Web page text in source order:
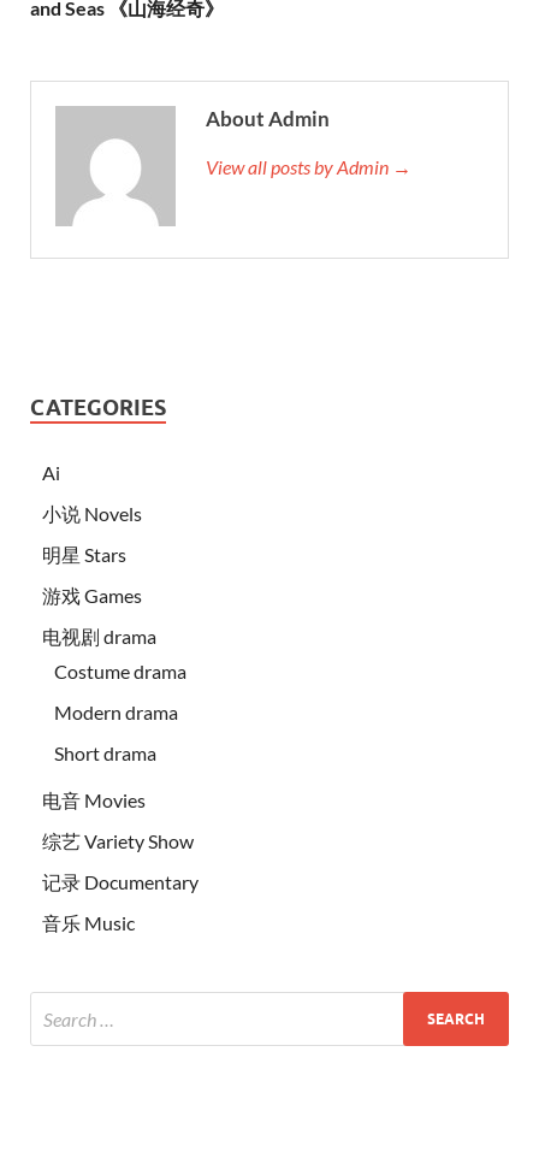
and Seas 《山海经奇》
About Admin
View all posts by Admin →
CATEGORIES
Ai
小说 Novels
明星 Stars
游戏 Games
电视剧 drama
Costume drama
Modern drama
Short drama
电音 Movies
综艺 Variety Show
记录 Documentary
音乐 Music